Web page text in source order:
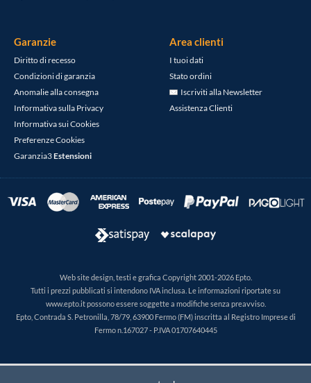
Garanzie
Diritto di recesso
Condizioni di garanzia
Anomalie alla consegna
Informativa sulla Privacy
Informativa sui Cookies
Preferenze Cookies
Garanzia3Estensioni
Area clienti
I tuoi dati
Stato ordini
Iscriviti alla Newsletter
Assistenza Clienti
Web site design, testi e grafica Copyright 2001-2026 Epto.
Tutti i prezzi pubblicati si intendono IVA inclusa. Le informazioni riportate su
www.epto.it possono essere soggette a modifiche senza preavviso.
Epto, Contrada S. Petronilla, 78/79, 63900 Fermo (FM) inscritta al Registro Imprese di
Fermo n.167027 - P.IVA 01707640445